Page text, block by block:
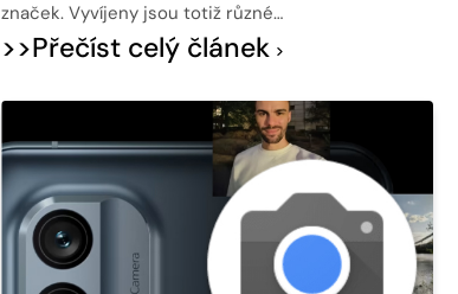
značek. Vyvíjeny jsou totiž různé…
>>Přečíst celý článek